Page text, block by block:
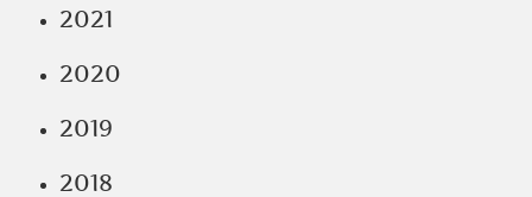
2021
2020
2019
2018